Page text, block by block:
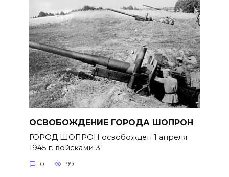
ОСВОБОЖДЕНИЕ ГОРОДА ШОПРОН
ГОРОД ШОПРОН освобожден 1 апреля
1945 г. войсками 3
0 99